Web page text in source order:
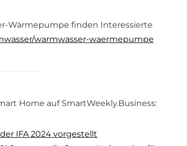
Wärmepumpe finden Interessierte
warmwasser-waermepumpe
Home auf SmartWeekly.Business:
IFA 2024 vorgestellt